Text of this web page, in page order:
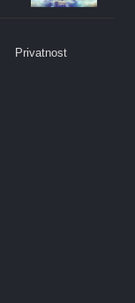
Privatnost